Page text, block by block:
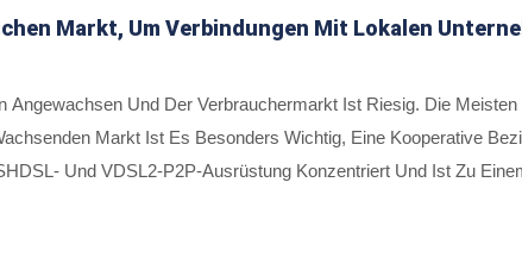
Markt, Um Verbindungen Mit Lokalen
Angewachsen Und Der Verbrauchermarkt Ist Riesig. Die
Markt Ist Es Besonders Wichtig, Eine Kooperative
Und VDSL2-P2P-Ausrüstung Konzentriert Und Ist Zu
Entwicklung Von Industrietauglichen Mobilen